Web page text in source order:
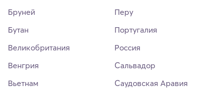
Бруней
Бутан
Великобритания
Венгрия
Вьетнам
Перу
Португалия
Россия
Сальвадор
Саудовская Аравия